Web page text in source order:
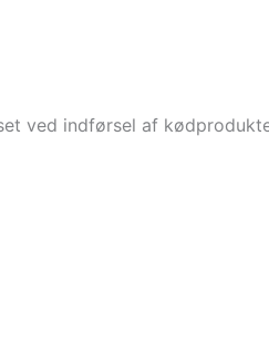
ved indførsel af